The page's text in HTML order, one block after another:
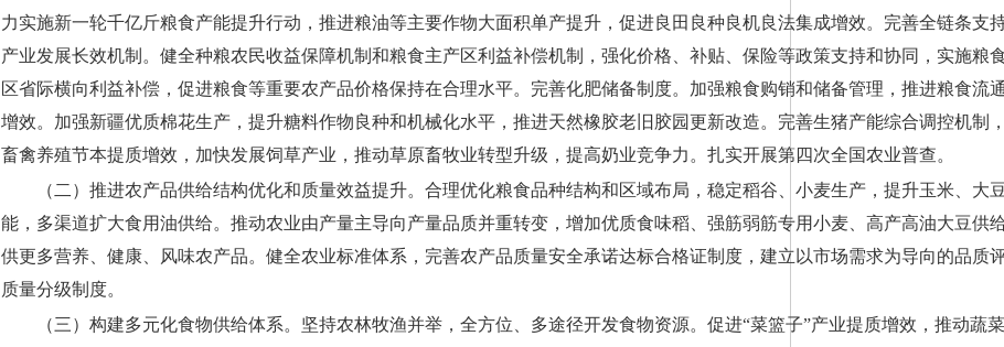
力实施新一轮千亿斤粮食产能提升行动，推进粮油等主要作物大面积单产提升，促进良田良种良机良法集成增效。完善全链条支
产业发展长效机制。健全种粮农民收益保障机制和粮食主产区利益补偿机制，强化价格、补贴、保险等政策支持和协同，实施粮
区省际横向利益补偿，促进粮食等重要农产品价格保持在合理水平。完善化肥储备制度。加强粮食购销和储备管理，推进粮食流
增效。加强新疆优质棉花生产，提升糖料作物良种和机械化水平，推进天然橡胶老旧胶园更新改造。完善生猪产能综合调控机制
畜禽养殖节本提质增效，加快发展饲草产业，推动草原畜牧业转型升级，提高奶业竞争力。扎实开展第四次全国农业普查。
（二）推进农产品供给结构优化和质量效益提升。 合理优化粮食品种结构和区域布局，稳定稻谷、小麦生产，提升玉米、大
能，多渠道扩大食用油供给。推动农业由产量主导向产量品质并重转变，增加优质食味稻、强筋弱筋专用小麦、高产高油大豆供
供更多营养、健康、风味农产品。健全农业标准体系，完善农产品质量安全承诺达标合格证制度，建立以市场需求为导向的品质
质量分级制度。
（三）构建多元化食物供给体系。 坚持农林牧渔并举，全方位、多途径开发食物资源。促进“菜篮子”产业提质增效，推动蔬